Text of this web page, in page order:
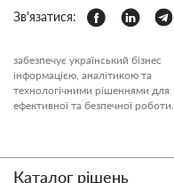
Зв'язатися:
забезпечує український бізнес
інформацією, аналітикою та
технологічними рішеннями для
ефективної та безпечної роботи.
Каталог рішень